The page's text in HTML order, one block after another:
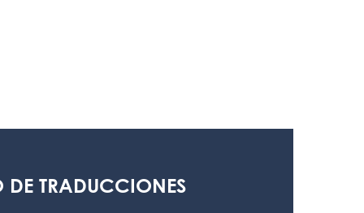
DE TRADUCCIONES